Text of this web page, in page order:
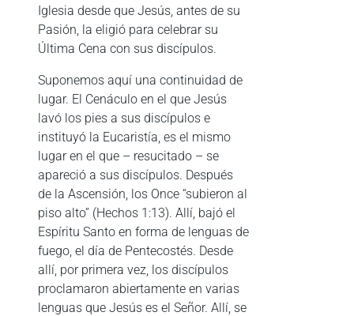
Iglesia desde que Jesús, antes de su
Pasión, la eligió para celebrar su
Última Cena con sus discípulos.
Suponemos aquí una continuidad de
lugar. El Cenáculo en el que Jesús
lavó los pies a sus discípulos e
instituyó la Eucaristía, es el mismo
lugar en el que – resucitado – se
apareció a sus discípulos. Después
de la Ascensión, los Once “subieron al
piso alto” (Hechos 1:13). Allí, bajó el
Espíritu Santo en forma de lenguas de
fuego, el día de Pentecostés. Desde
allí, por primera vez, los discípulos
proclamaron abiertamente en varias
lenguas que Jesús es el Señor. Allí, se